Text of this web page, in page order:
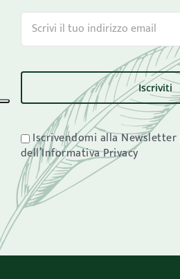
Iscrivendomi alla
dell’Informativa Privacy